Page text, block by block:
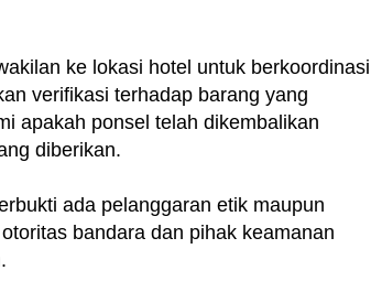
ke lokasi hotel untuk berkoordinasi
verifikasi terhadap barang yang
apakah ponsel telah dikembalikan
diberikan.
ada pelanggaran etik maupun
bandara dan pihak keamanan